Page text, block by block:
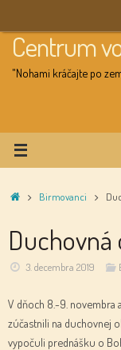
to
content
Centrum
"Nohami kráčajte po
HomeBirmovanci
Duchovná
3. decembra 2019
V dňoch 8.-9. novembra
zúčastnili na duchovnej
vypočuli prednášku o